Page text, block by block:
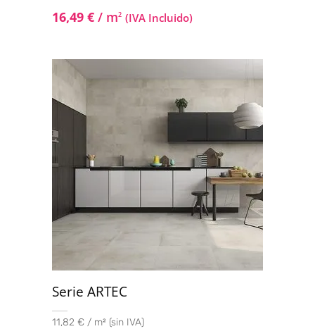
16,49 € / m2 (IVA Incluido)
Serie ARTEC
11,82 € / m² (sin IVA)